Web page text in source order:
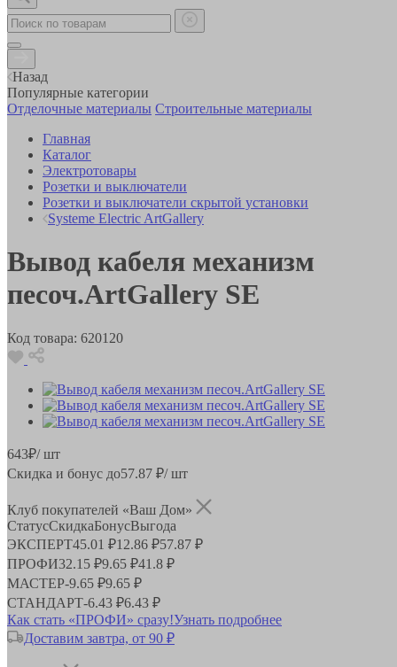
Назад
Популярные категории
Отделочные материалы Строительные материалы
Главная
Каталог
Электротовары
Розетки и выключатели
Розетки и выключатели скрытой установки
Systeme Electric ArtGallery
Вывод кабеля механизм
песоч.ArtGallery SE
Код товара: 620120
643₽/ шт
Скидка и бонус до57.87 ₽/ шт
Клуб покупателей «Ваш Дом»
СтатусСкидкаБонусВыгода
ЭКСПЕРТ45.01 ₽12.86 ₽57.87 ₽
ПРОФИ32.15 ₽9.65 ₽41.8 ₽
МАСТЕР-9.65 ₽9.65 ₽
СТАНДАРТ-6.43 ₽6.43 ₽
Как стать «ПРОФИ» сразу!Узнать подробнее
Доставим завтра, от 90 ₽